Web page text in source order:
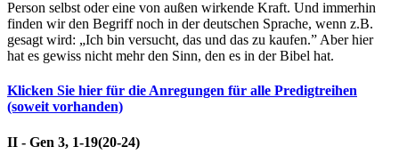
Person selbst oder eine von außen wirkende Kraft. Und immerhin
finden wir den Begriff noch in der deutschen Sprache, wenn z.B.
gesagt wird: „Ich bin versucht, das und das zu kaufen.” Aber hier
hat es gewiss nicht mehr den Sinn, den es in der Bibel hat.
Klicken Sie hier für die Anregungen für alle Predigtreihen
(soweit vorhanden)
II - Gen 3, 1-19(20-24)